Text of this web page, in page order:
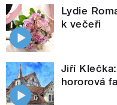
Lydie
k večeři
Jiří
hororová